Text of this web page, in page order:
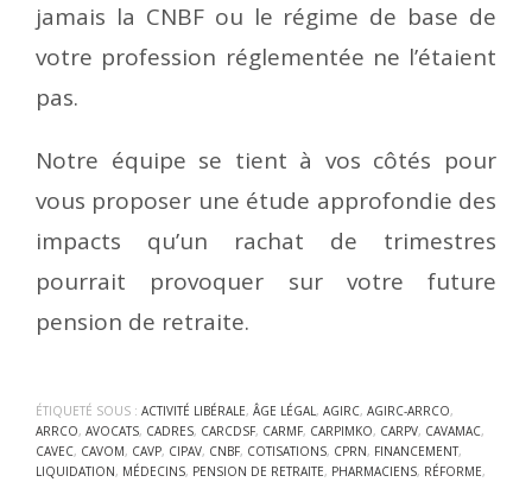
jamais la CNBF ou le régime de base de
votre profession réglementée ne l’étaient
pas.
Notre équipe se tient à vos côtés pour
vous proposer une étude approfondie des
impacts qu’un rachat de trimestres
pourrait provoquer sur votre future
pension de retraite.
ÉTIQUETÉ SOUS : ACTIVITÉ LIBÉRALE, ÂGE LÉGAL, AGIRC, AGIRC-ARRCO,
ARRCO, AVOCATS, CADRES, CARCDSF, CARMF, CARPIMKO, CARPV, CAVAMAC,
CAVEC, CAVOM, CAVP, CIPAV, CNBF, COTISATIONS, CPRN, FINANCEMENT,
LIQUIDATION, MÉDECINS, PENSION DE RETRAITE, PHARMACIENS, RÉFORME,